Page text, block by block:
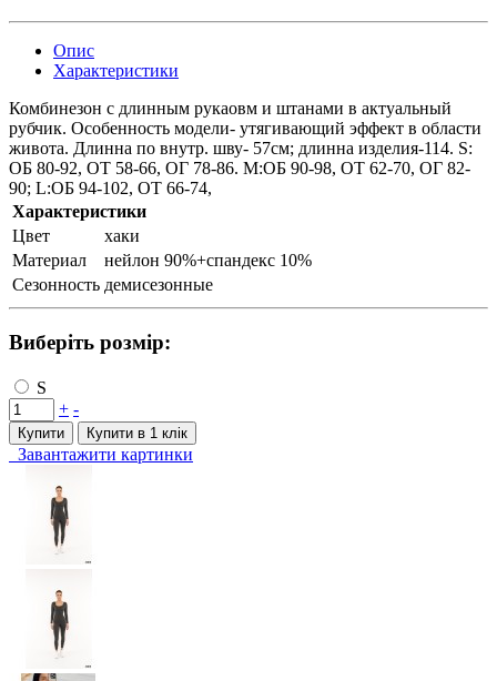
Опис
Характеристики
Комбинезон c длинным рукаовм и штанами в актуальный
рубчик. Особенность модели- утягивающий эффект в области
живота. Длинна по внутр. шву- 57см; длинна изделия-114. S:
ОБ 80-92, ОТ 58-66, ОГ 78-86. M:ОБ 90-98, ОТ 62-70, ОГ 82-
90; L:ОБ 94-102, ОТ 66-74,
Характеристики
Цвет
хаки
Материал
нейлон 90%+спандекс 10%
Сезонность демисезонные
Виберіть розмір:
S
+ -
Купити Купити в 1 клiк
Завантажити картинки